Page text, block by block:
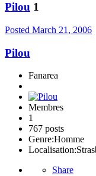
Pilou 1
Posted March 21, 2006
Pilou
Fanarea
Membres
1
767 posts
Genre:Homme
Localisation:
Share